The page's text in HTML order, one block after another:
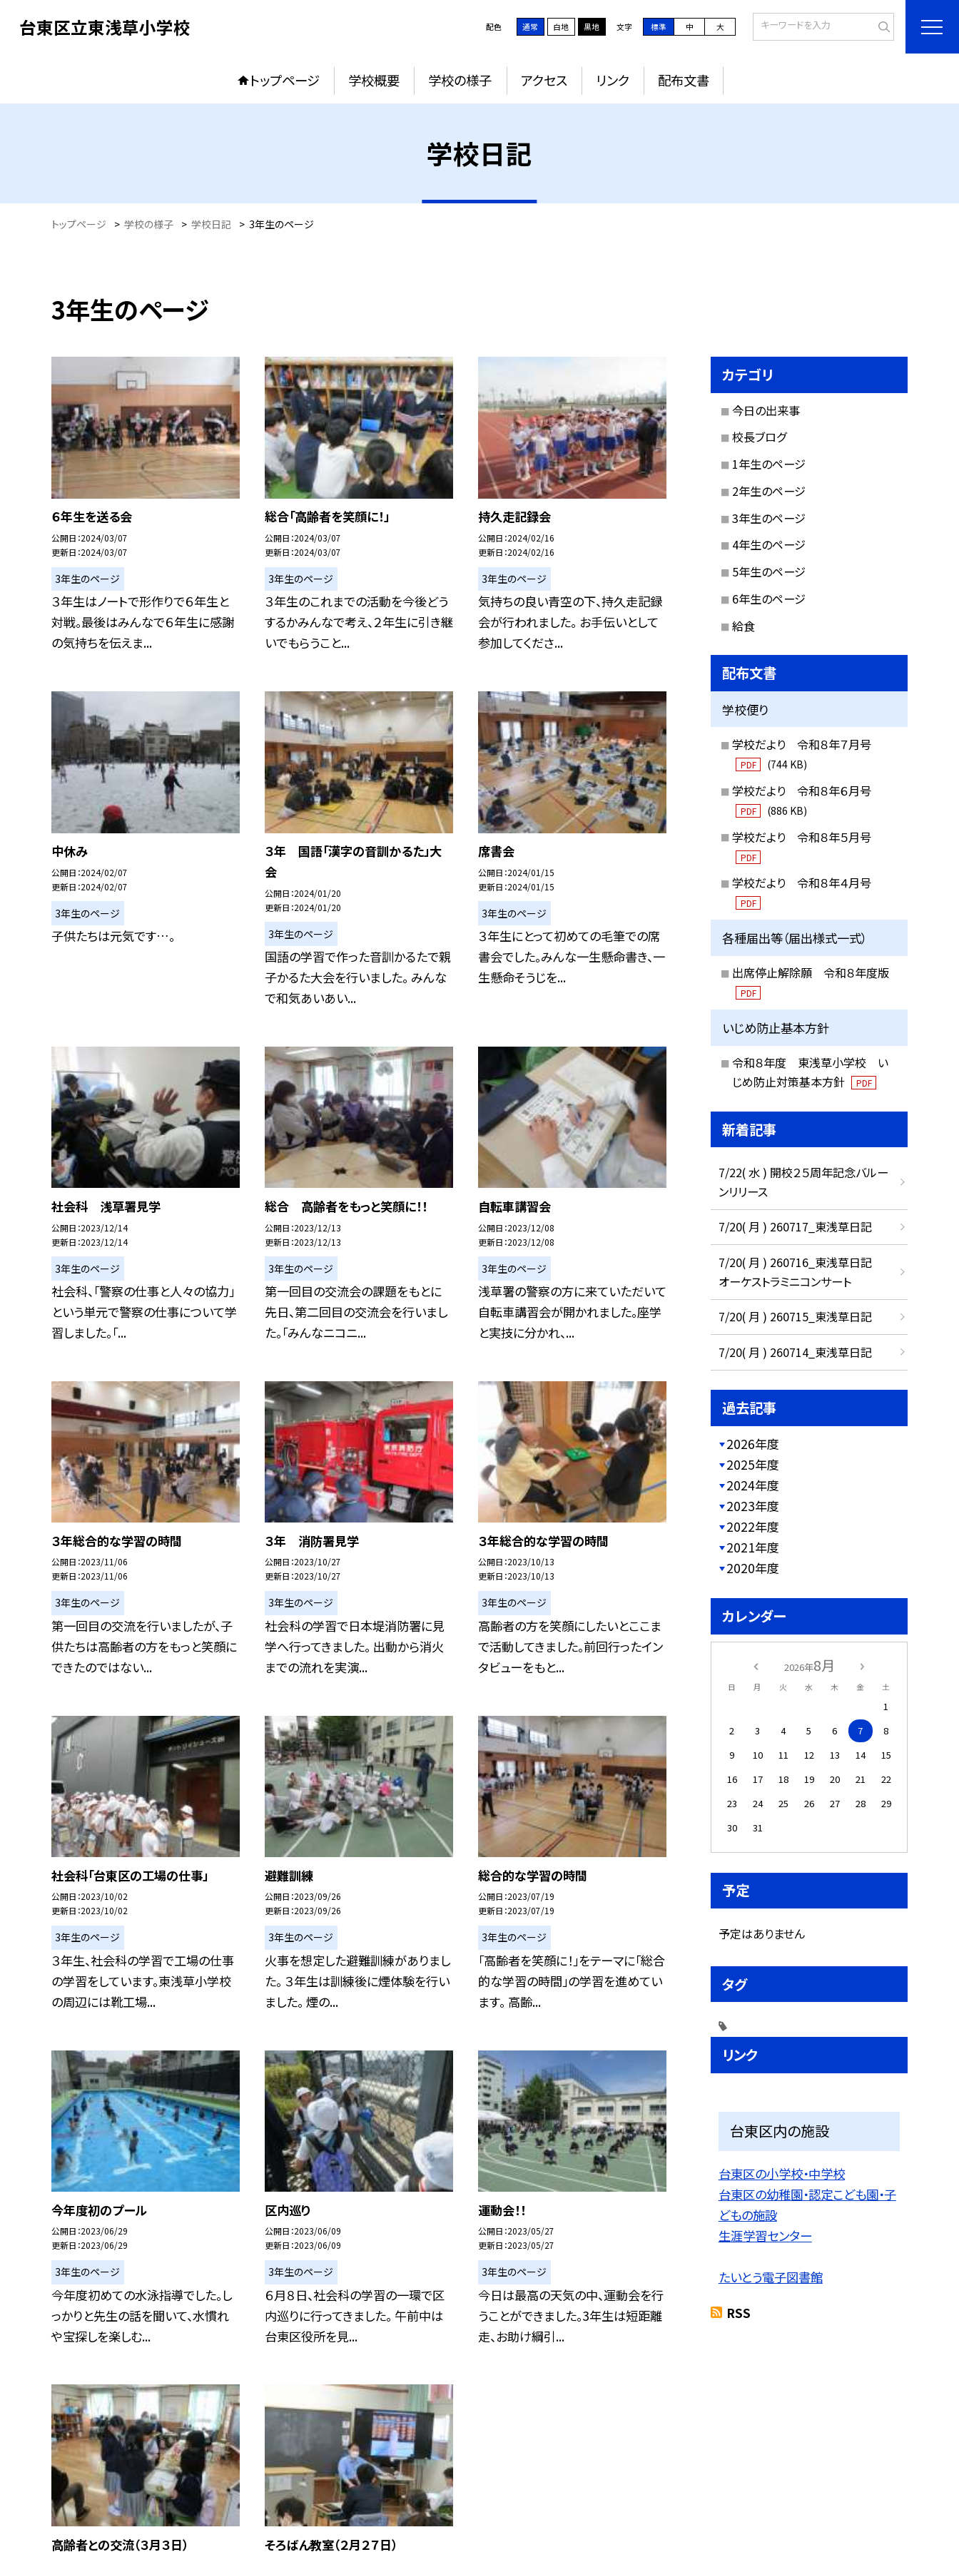
台東区立東浅草小学校 配色 通常 白地 黒地 文字 標準 中 大
トップページ 学校概要 学校の様子 アクセス リンク 配布文書
学校日記
トップページ > 学校の様子 > 学校日記 > 3年生のページ
3年生のページ
６年生を送る会
公開日 2024/03/07
更新日 2024/03/07
3年生のページ
３年生はノートで形作りで６年生と
対戦。最後はみんなで６年生に感謝
の気持ちを伝えま...
総合「高齢者を笑顔に！」
公開日 2024/03/07
更新日 2024/03/07
3年生のページ
３年生のこれまでの活動を今後どう
するかみんなで考え、２年生に引き継
いでもらうこと...
持久走記録会
公開日 2024/02/16
更新日 2024/02/16
3年生のページ
気持ちの良い青空の下、持久走記録
会が行われました。 お手伝いとして
参加してくださ...
中休み
公開日 2024/02/07
更新日 2024/02/07
3年生のページ
子供たちは元気です…。
３年 国語「漢字の音訓かるた」大
会
公開日 2024/01/20
更新日 2024/01/20
3年生のページ
国語の学習で作った音訓かるたで親
子かるた大会を行いました。 みんな
で和気あいあい...
席書会
公開日 2024/01/15
更新日 2024/01/15
3年生のページ
３年生にとって初めての毛筆での席
書会でした。みんな一生懸命書き、一
生懸命そうじを...
社会科 浅草署見学
公開日 2023/12/14
更新日 2023/12/14
3年生のページ
社会科、「警察の仕事と人々の協力」
という単元で警察の仕事について学
習しました。「...
総合 高齢者をもっと笑顔に！！
公開日 2023/12/13
更新日 2023/12/13
3年生のページ
第一回目の交流会の課題をもとに
先日、第二回目の交流会を行いまし
た。「みんなニコニ...
自転車講習会
公開日 2023/12/08
更新日 2023/12/08
3年生のページ
浅草署の警察の方に来ていただいて
自転車講習会が開かれました。座学
と実技に分かれ、...
３年総合的な学習の時間
公開日 2023/11/06
更新日 2023/11/06
3年生のページ
第一回目の交流を行いましたが、子
供たちは高齢者の方をもっと笑顔に
できたのではない...
３年 消防署見学
公開日 2023/10/27
更新日 2023/10/27
3年生のページ
社会科の学習で日本堤消防署に見
学へ行ってきました。 出動から消火
までの流れを実演...
３年総合的な学習の時間
公開日 2023/10/13
更新日 2023/10/13
3年生のページ
高齢者の方を笑顔にしたいとここま
で活動してきました。前回行ったイン
タビューをもと...
社会科「台東区の工場の仕事」
公開日 2023/10/02
更新日 2023/10/02
3年生のページ
３年生、社会科の学習で工場の仕事
の学習をしています。東浅草小学校
の周辺には靴工場...
避難訓練
公開日 2023/09/26
更新日 2023/09/26
3年生のページ
火事を想定した避難訓練がありまし
た。 ３年生は訓練後に煙体験を行い
ました。 煙の...
総合的な学習の時間
公開日 2023/07/19
更新日 2023/07/19
3年生のページ
「高齢者を笑顔に！」をテーマに「総合
的な学習の時間」の学習を進めてい
ます。 高齢...
今年度初のプール
公開日 2023/06/29
更新日 2023/06/29
3年生のページ
今年度初めての水泳指導でした。し
っかりと先生の話を聞いて、水慣れ
や宝探しを楽しむ...
区内巡り
公開日 2023/06/09
更新日 2023/06/09
3年生のページ
６月８日、社会科の学習の一環で区
内巡りに行ってきました。 午前中は
台東区役所を見...
運動会！！
公開日 2023/05/27
更新日 2023/05/27
3年生のページ
今日は最高の天気の中、運動会を行
うことができました。3年生は短距離
走、お助け綱引...
高齢者との交流（３月３日） そろばん教室（２月２７日）
カテゴリ
今日の出来事
校長ブログ
1年生のページ
2年生のページ
3年生のページ
4年生のページ
5年生のページ
6年生のページ
給食
配布文書
学校便り
学校だより 令和８年７月号
PDF (744 KB)
学校だより 令和８年６月号
PDF (886 KB)
学校だより 令和８年５月号
PDF
学校だより 令和８年４月号
PDF
各種届出等（届出様式一式）
出席停止解除願 令和８年度版
PDF
いじめ防止基本方針
令和８年度 東浅草小学校 い
じめ防止対策基本方針
PDF
新着記事
7/22( 水 ) 開校２５周年記念バルー
ンリリース
7/20( 月 ) 260717_東浅草日記
7/20( 月 ) 260716_東浅草日記
オーケストラミニコンサート
7/20( 月 ) 260715_東浅草日記
7/20( 月 ) 260714_東浅草日記
過去記事
2026年度
2025年度
2024年度
2023年度
2022年度
2021年度
2020年度
カレンダー
2026年8月
日 月 火 水 木 金 土
1
2
3 4 5 6 7
8
9
10 11 12 13 14
15
16
17 18 19 20 21
22
23
24 25 26 27 28
29
30
31
予定
予定はありません
タグ
リンク
台東区内の施設
台東区の小学校・中学校
台東区の幼稚園・認定こども園・子
どもの施設
生涯学習センター
たいとう電子図書館
RSS